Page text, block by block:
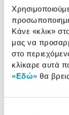
Κάνε «κλικ»
μας να
στο
κλίκαρε αυτά
«Εδώ» θα
Αριθμός
Ενεργειακή
Αριθμός